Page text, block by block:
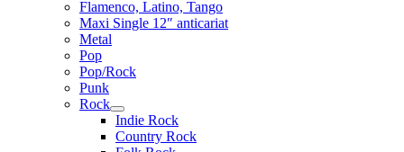
Flamenco, Latino, Tango
Maxi Single 12″ anticariat
Metal
Pop
Pop/Rock
Punk
Rock
Extinde
meniul
copil
Indie Rock
Country Rock